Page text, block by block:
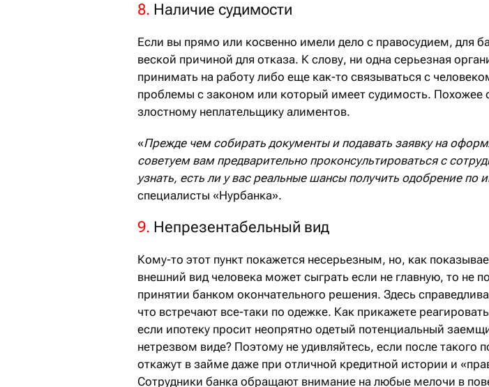
8. Наличие судимости
Если вы прямо или косвенно имели дело с правосудием, для
веской причиной для отказа. К слову, ни одна серьезная
принимать на работу либо еще как-то связываться с
проблемы с законом или который имеет судимость. Похожее
злостному неплательщику алиментов.
«Прежде чем собирать документы и подавать заявку на
советуем вам предварительно проконсультироваться с
узнать, есть ли у вас реальные шансы получить одобрение по
специалисты «Нурбанка».
9. Непрезентабельный вид
Кому-то этот пункт покажется несерьезным, но, как
внешний вид человека может сыграть если не главную, то не
принятии банком окончательного решения. Здесь
что встречают все-таки по одежке. Как прикажете
если ипотеку просит неопрятно одетый потенциальный
нетрезвом виде? Поэтому не удивляйтесь, если после такого
откажут в займе даже при отличной кредитной истории и
Сотрудники банка обращают внимание на любые мелочи в